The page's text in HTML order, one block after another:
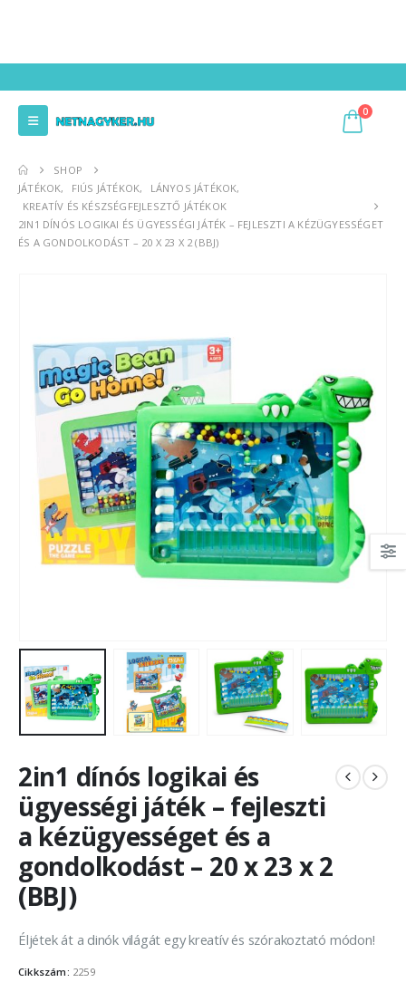
0
SHOP
JÁTÉKOK, FIÚS JÁTÉKOK, LÁNYOS JÁTÉKOK,
KREATÍV ÉS KÉSZSÉGFEJLESZTŐ JÁTÉKOK
2IN1 DÍNÓS LOGIKAI ÉS ÜGYESSÉGI JÁTÉK – FEJLESZTI A KÉZÜGYESSÉGET
ÉS A GONDOLKODÁST – 20 X 23 X 2 (BBJ)
2in1 dínós logikai és
ügyességi játék – fejleszti
a kézügyességet és a
gondolkodást – 20 x 23 x 2
(BBJ)
Éljétek át a dinók világát egy kreatív és szórakoztató módon!
Cikkszám: 2259